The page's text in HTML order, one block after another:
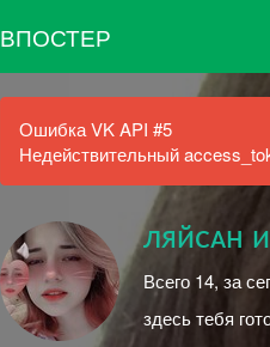
ВПОСТЕР
Ошибка VK API #5
Недействительный
ляйᴄᴀʜ
Всего 14, за
здесь тебя